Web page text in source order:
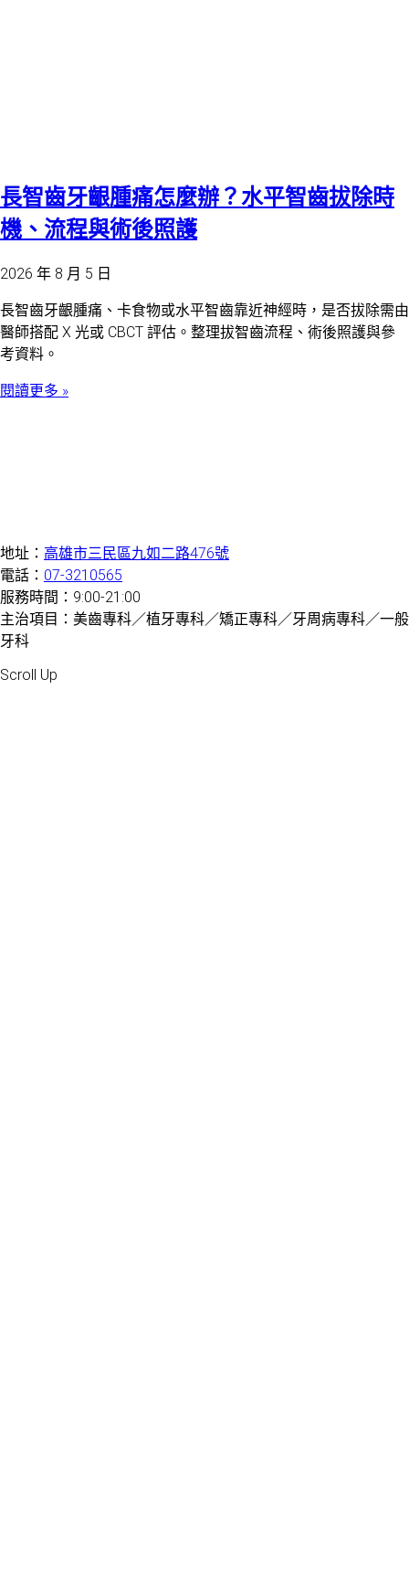
長智齒牙齦腫痛怎麼辦？水平智齒拔除時
機、流程與術後照護
2026 年 8 月 5 日
長智齒牙齦腫痛、卡食物或水平智齒靠近神經時，是否拔除需由
醫師搭配 X 光或 CBCT 評估。整理拔智齒流程、術後照護與參
考資料。
閱讀更多 »
地址： 高雄市三民區九如二路476號
電話： 07-3210565
服務時間：9:00-21:00
主治項目：美齒專科／植牙專科／矯正專科／牙周病專科／一般
牙科
Scroll Up